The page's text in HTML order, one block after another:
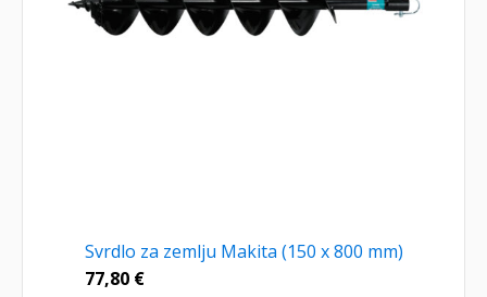
Svrdlo za zemlju Makita (150 x 800 mm)
77,80 €